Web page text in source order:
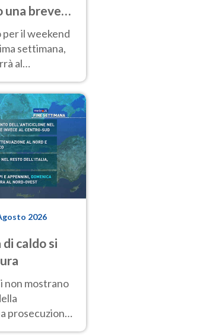
una breve
il weekend
settimana,
al
2026
caldo si
non mostrano
prosecuzione